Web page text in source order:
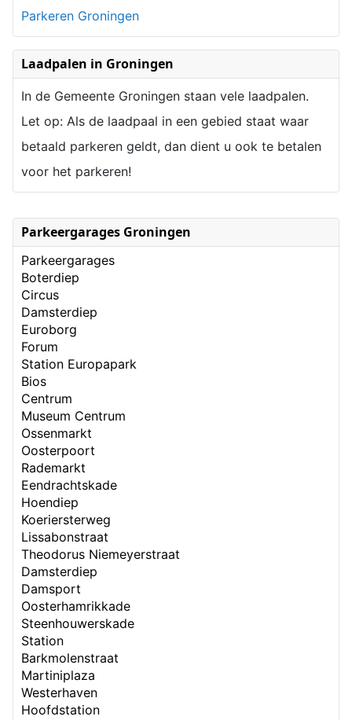
Parkeergarages Groningen
Parkeergarages
Boterdiep
Circus
Damsterdiep
Euroborg
Forum
Station Europapark
Bios
Centrum
Museum Centrum
Ossenmarkt
Oosterpoort
Rademarkt
Eendrachtskade
Hoendiep
Koeriersterweg
Lissabonstraat
Theodorus Niemeyerstraat
Damsterdiep
Damsport
Oosterhamrikkade
Steenhouwerskade
Station
Barkmolenstraat
Martiniplaza
Westerhaven
Hoofdstation
Parkeren Groningen
Laadpalen in Groningen
In de Gemeente Groningen staan vele laadpalen.
Let op: Als de laadpaal in een gebied staat waar
betaald parkeren geldt, dan dient u ook te betalen
voor het parkeren!